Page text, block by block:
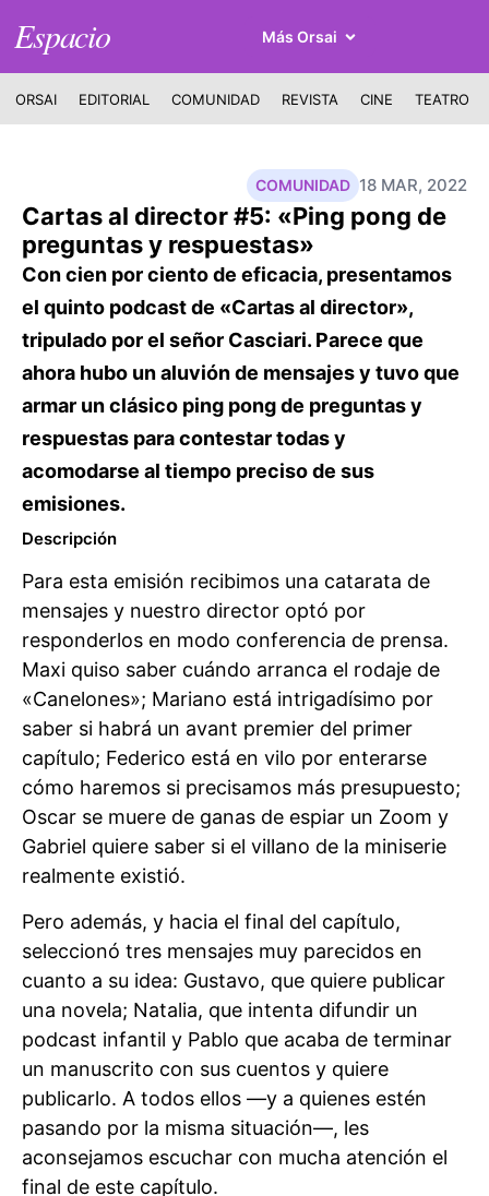
Espacio Más Orsai
ORSAI EDITORIAL COMUNIDAD REVISTA CINE TEATRO
18 MAR, 2022
COMUNIDAD
Cartas al director #5: «Ping pong de
preguntas y respuestas»
Con cien por ciento de eficacia, presentamos
el quinto podcast de «Cartas al director»,
tripulado por el señor Casciari. Parece que
ahora hubo un aluvión de mensajes y tuvo que
armar un clásico ping pong de preguntas y
respuestas para contestar todas y
acomodarse al tiempo preciso de sus
emisiones.
Descripción
Para esta emisión recibimos una catarata de
mensajes y nuestro director optó por
responderlos en modo conferencia de prensa.
Maxi quiso saber cuándo arranca el rodaje de
«Canelones»; Mariano está intrigadísimo por
saber si habrá un avant premier del primer
capítulo; Federico está en vilo por enterarse
cómo haremos si precisamos más presupuesto;
Oscar se muere de ganas de espiar un Zoom y
Gabriel quiere saber si el villano de la miniserie
realmente existió.
Pero además, y hacia el final del capítulo,
seleccionó tres mensajes muy parecidos en
cuanto a su idea: Gustavo, que quiere publicar
una novela; Natalia, que intenta difundir un
podcast infantil y Pablo que acaba de terminar
un manuscrito con sus cuentos y quiere
publicarlo. A todos ellos —y a quienes estén
pasando por la misma situación—, les
aconsejamos escuchar con mucha atención el
final de este capítulo.